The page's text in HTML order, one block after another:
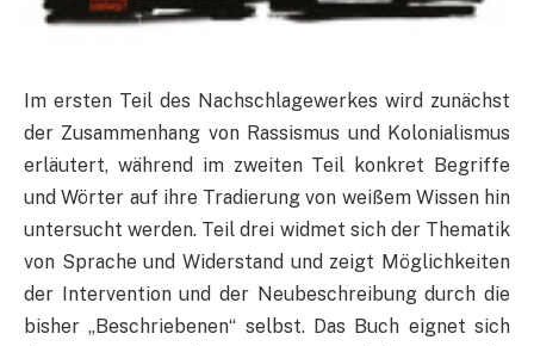
Im ersten Teil des Nachschlagewerkes wird zunächst
der Zusammenhang von Rassismus und Kolonialismus
erläutert, während im zweiten Teil konkret Begriffe
und Wörter auf ihre Tradierung von weißem Wissen hin
untersucht werden. Teil drei widmet sich der Thematik
von Sprache und Widerstand und zeigt Möglichkeiten
der Intervention und der Neubeschreibung durch die
bisher „Beschriebenen“ selbst. Das Buch eignet sich